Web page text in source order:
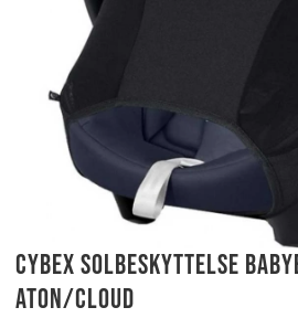
Cybex Solbeskyttelse
Aton/Cloud